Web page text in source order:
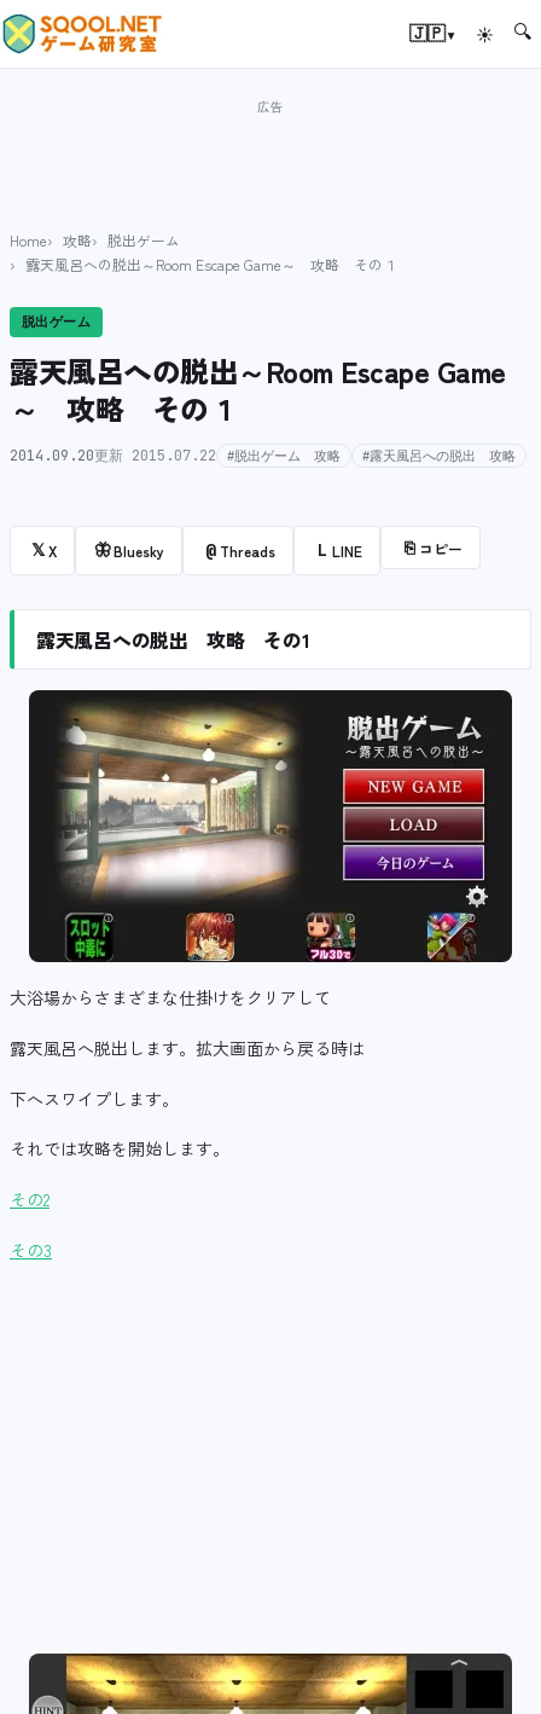
🇯🇵▾ ☀ 🔍
Home 攻略
脱出ゲーム
露天風呂への脱出～Room Escape Game～ 攻略 その１
脱出ゲーム
露天風呂への脱出～Room Escape Game
～ 攻略 その１
2014.09.20更新 2015.07.22 #脱出ゲーム 攻略 #露天風呂への脱出 攻略
𝕏X 🦋Bluesky @ Threads L LINE ⎘ コピー
露天風呂への脱出 攻略 その1
大浴場からさまざまな仕掛けをクリアして
露天風呂へ脱出します。拡大画面から戻る時は
下へスワイプします。
それでは攻略を開始します。
その2
その3